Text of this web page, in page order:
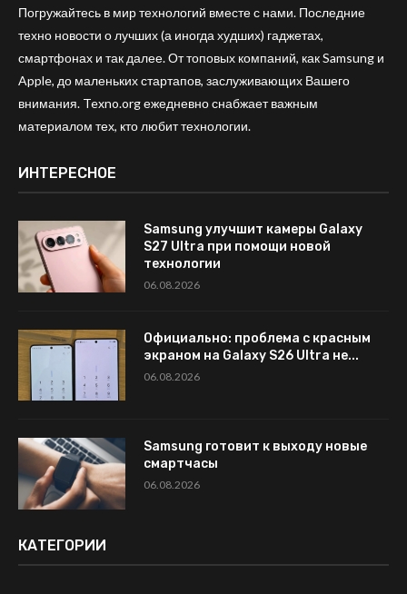
Погружайтесь в мир технологий вместе с нами. Последние
техно новости о лучших (а иногда худших) гаджетах,
смартфонах и так далее. От топовых компаний, как Samsung и
Apple, до маленьких стартапов, заслуживающих Вашего
внимания. Texno.org ежедневно снабжает важным
материалом тех, кто любит технологии.
ИНТЕРЕСНОЕ
Samsung улучшит камеры Galaxy
S27 Ultra при помощи новой
технологии
06.08.2026
Официально: проблема с красным
экраном на Galaxy S26 Ultra не...
06.08.2026
Samsung готовит к выходу новые
смартчасы
06.08.2026
КАТЕГОРИИ